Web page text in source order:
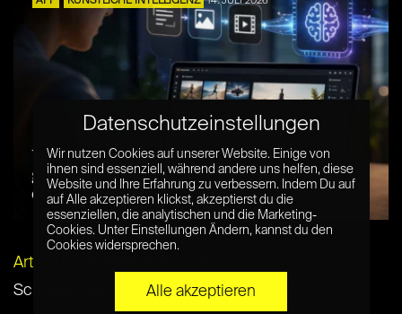
Wie können Unternehmen mit einem KI-
gestützten Marketing-Videogenerator
effizientere Werbevideos erstellen?
Artikel per E-Mail verschicken
Schlagwörter:
Kaufberatung,laptop
Datenschutzeinstellungen
Wir nutzen Cookies auf unserer Website. Einige von
ihnen sind essenziell, während andere uns helfen, diese
Website und Ihre Erfahrung zu verbessern. Indem Du auf
auf Alle akzeptieren klickst, akzeptierst du die
essenziellen, die analytischen und die Marketing-
Cookies. Unter Einstellungen Ändern, kannst du den
Cookies widersprechen.
Alle akzeptieren